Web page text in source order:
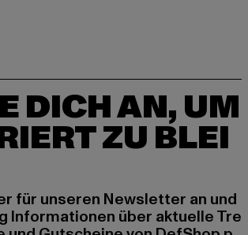
DICH AN, UM
ZU BLEI
für unseren Newsletter an und
Informationen über aktuelle Tre